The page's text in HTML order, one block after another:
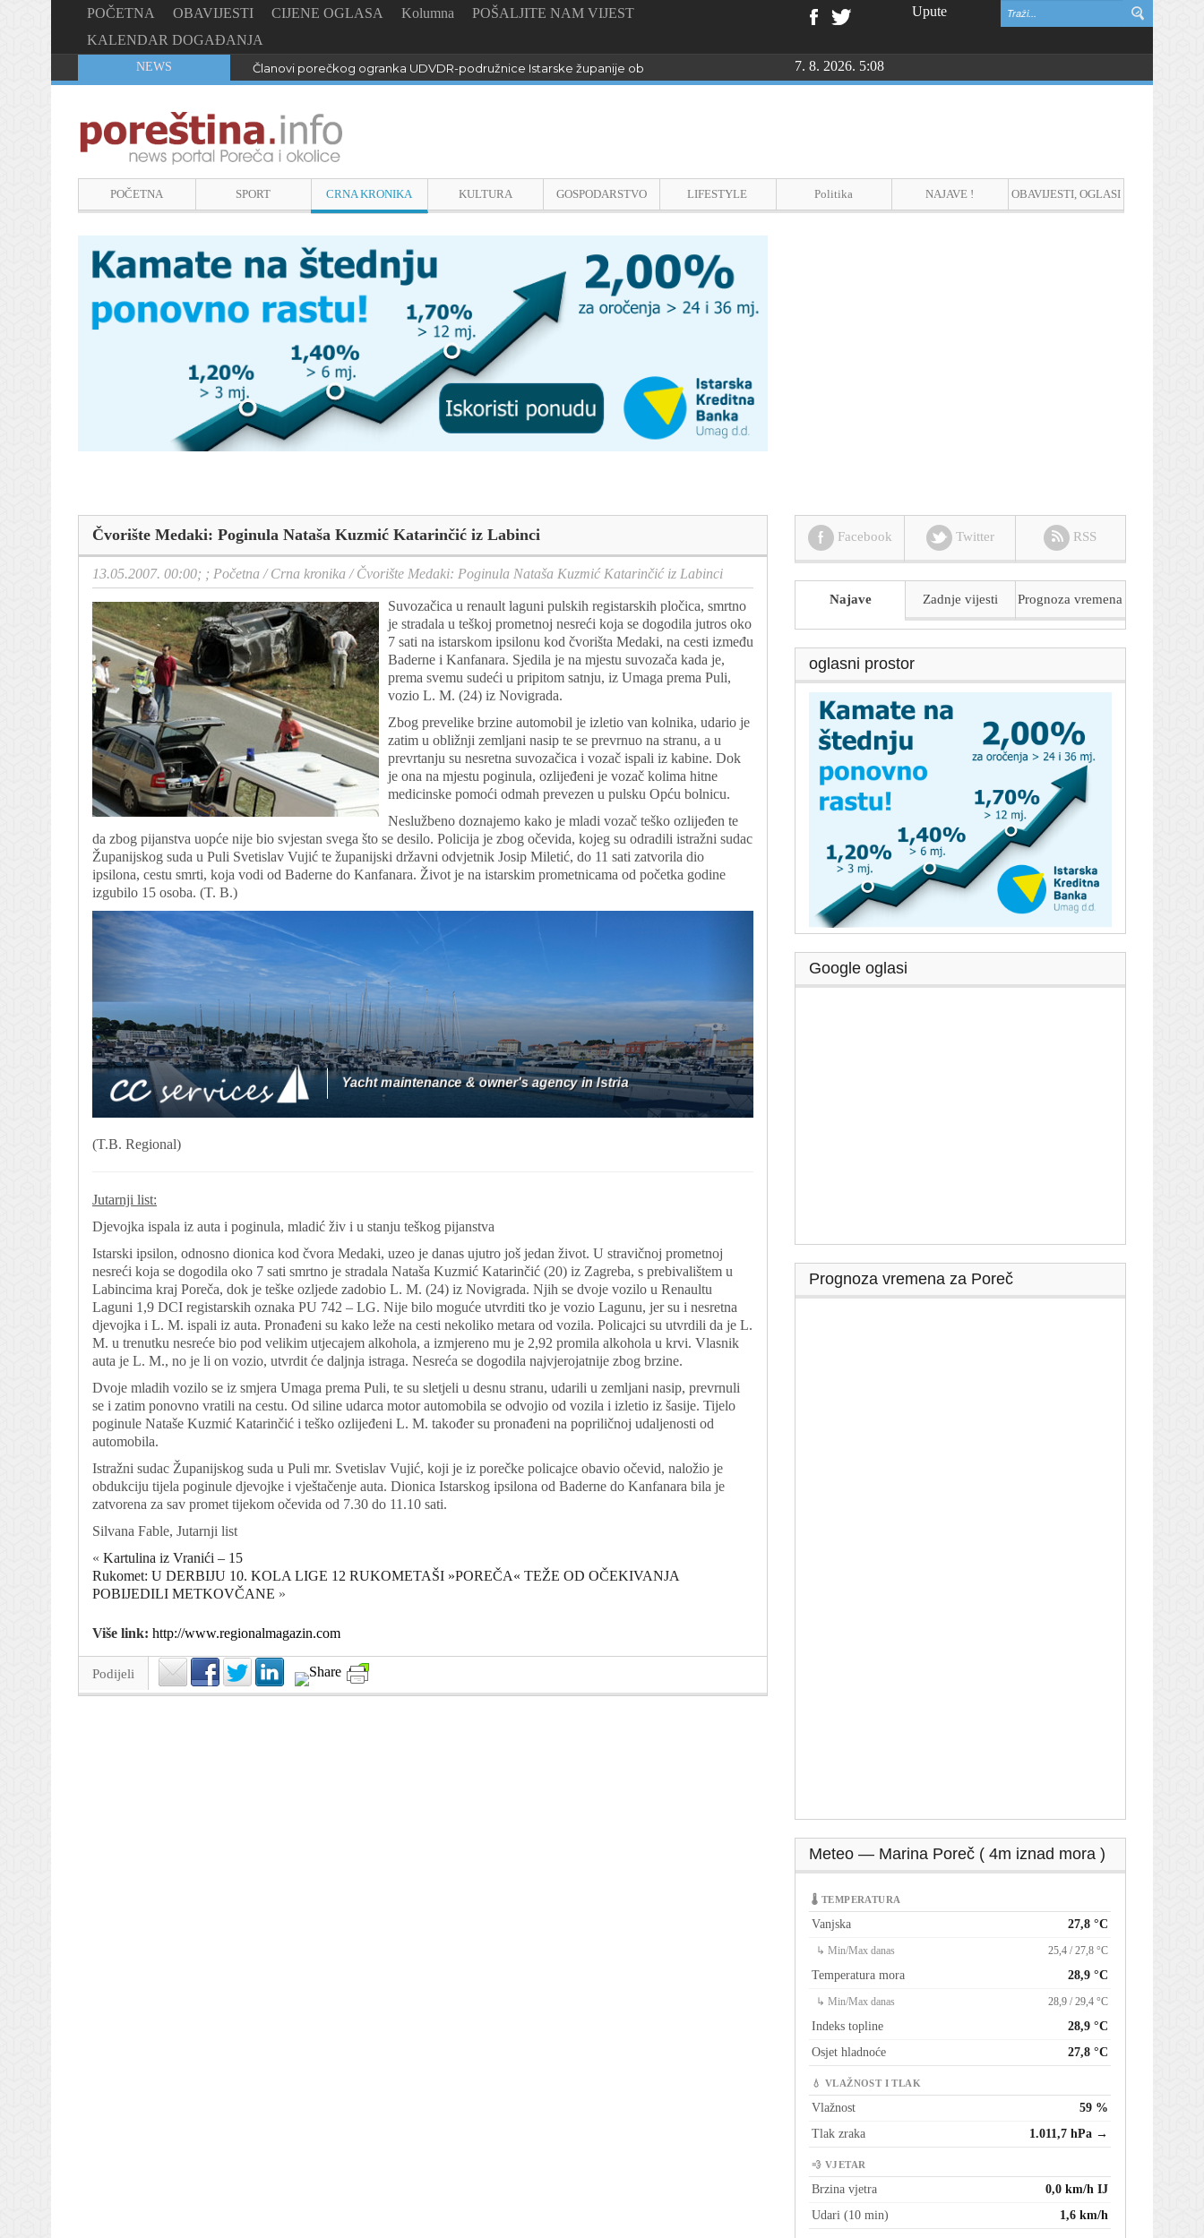
POČETNA OBAVIJESTI CIJENE OGLASA Kolumna
POŠALJITE NAM VIJEST
KALENDAR DOGAĐANJA
Upute
NEWS Članovi porečkog ogranka UDVDR-podružnice Istarske županije obilježili Dan pobjede i domovinske zahvalnosti i DAN HRVATSKIH BRANITELJA
7. 8. 2026. 5:08
POČETNA SPORT CRNA KRONIKA KULTURA GOSPODARSTVO LIFESTYLE Politika NAJAVE ! OBAVIJESTI, OGLASI
Čvorište Medaki: Poginula Nataša Kuzmić Katarinčić iz Labinci
13.05.2007. 00:00; ; Početna /Crna kronika /Čvorište Medaki: Poginula Nataša Kuzmić Katarinčić iz Labinci
Suvozačica u renault laguni pulskih registarskih pločica, smrtno
je stradala u teškoj prometnoj nesreći koja se dogodila jutros oko
7 sati na istarskom ipsilonu kod čvorišta Medaki, na cesti između
Baderne i Kanfanara. Sjedila je na mjestu suvozača kada je,
prema svemu sudeći u pripitom satnju, iz Umaga prema Puli,
vozio L. M. (24) iz Novigrada.
Zbog prevelike brzine automobil je izletio van kolnika, udario je
zatim u obližnji zemljani nasip te se prevrnuo na stranu, a u
prevrtanju su nesretna suvozačica i vozač ispali iz kabine. Dok
je ona na mjestu poginula, ozlijeđeni je vozač kolima hitne
medicinske pomoći odmah prevezen u pulsku Opću bolnicu.
Neslužbeno doznajemo kako je mladi vozač teško ozlijeđen te
da zbog pijanstva uopće nije bio svjestan svega što se desilo. Policija je zbog očevida, kojeg su odradili istražni sudac
Županijskog suda u Puli Svetislav Vujić te županijski državni odvjetnik Josip Miletić, do 11 sati zatvorila dio
ipsilona, cestu smrti, koja vodi od Baderne do Kanfanara. Život je na istarskim prometnicama od početka godine
izgubilo 15 osoba. (T. B.)
(T.B. Regional)
Jutarnji list:
Djevojka ispala iz auta i poginula, mladić živ i u stanju teškog pijanstva
Istarski ipsilon, odnosno dionica kod čvora Medaki, uzeo je danas ujutro još jedan život. U stravičnoj prometnoj
nesreći koja se dogodila oko 7 sati smrtno je stradala Nataša Kuzmić Katarinčić (20) iz Zagreba, s prebivalištem u
Labincima kraj Poreča, dok je teške ozljede zadobio L. M. (24) iz Novigrada. Njih se dvoje vozilo u Renaultu
Laguni 1,9 DCI registarskih oznaka PU 742 – LG. Nije bilo moguće utvrditi tko je vozio Lagunu, jer su i nesretna
djevojka i L. M. ispali iz auta. Pronađeni su kako leže na cesti nekoliko metara od vozila. Policajci su utvrdili da je L.
M. u trenutku nesreće bio pod velikim utjecajem alkohola, a izmjereno mu je 2,92 promila alkohola u krvi. Vlasnik
auta je L. M., no je li on vozio, utvrdit će daljnja istraga. Nesreća se dogodila najvjerojatnije zbog brzine.
Dvoje mladih vozilo se iz smjera Umaga prema Puli, te su sletjeli u desnu stranu, udarili u zemljani nasip, prevrnuli
se i zatim ponovno vratili na cestu. Od siline udarca motor automobila se odvojio od vozila i izletio iz šasije. Tijelo
poginule Nataše Kuzmić Katarinčić i teško ozlijeđeni L. M. također su pronađeni na popriličnoj udaljenosti od
automobila.
Istražni sudac Županijskog suda u Puli mr. Svetislav Vujić, koji je iz porečke policajce obavio očevid, naložio je
obdukciju tijela poginule djevojke i vještačenje auta. Dionica Istarskog ipsilona od Baderne do Kanfanara bila je
zatvorena za sav promet tijekom očevida od 7.30 do 11.10 sati.
Silvana Fable, Jutarnji list
« Kartulina iz Vranići – 15
Rukomet: U DERBIJU 10. KOLA LIGE 12 RUKOMETAŠI »POREČA« TEŽE OD OČEKIVANJA
POBIJEDILI METKOVČANE »
Više link: http://www.regionalmagazin.com
Podijeli
Facebook Twitter RSS
Najave Zadnje vijesti Prognoza vremena
oglasni prostor
Google oglasi
Prognoza vremena za Poreč
Meteo — Marina Poreč ( 4m iznad mora )
🌡 TEMPERATURA
Vanjska 27,8 °C
↳ Min/Max danas 25,4 / 27,8 °C
Temperatura mora 28,9 °C
↳ Min/Max danas 28,9 / 29,4 °C
Indeks topline
28,9 °C
Osjet hladnoće
27,8 °C
💧 VLAŽNOST I TLAK
Vlažnost
59 %
Tlak zraka
1.011,7 hPa →
💨 VJETAR
Brzina vjetra
0,0 km/h IJ
Udari (10 min)
1,6 km/h